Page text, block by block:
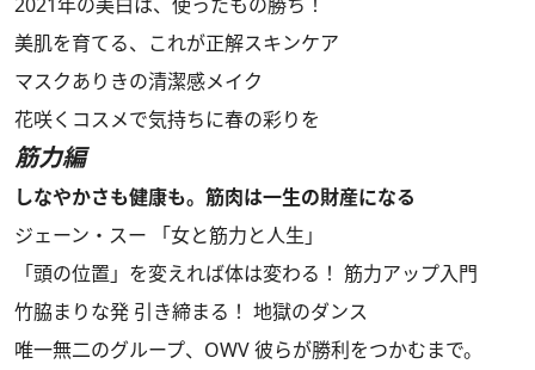
美肌を育てる、これが正解スキンケア
マスクありきの清潔感メイク
花咲くコスメで気持ちに春の彩りを
筋力編
しなやかさも健康も。筋肉は一生の財産になる
ジェーン・スー 「女と筋力と人生」
「頭の位置」を変えれば体は変わる！ 筋力アップ入門
竹脇まりな発 引き締まる！ 地獄のダンス
唯一無二のグループ、OWV 彼らが勝利をつかむまで。